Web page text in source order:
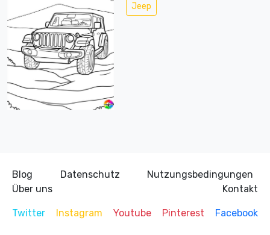
Jeep
Blog Datenschutz
Nutzungsbedingungen
Über uns
Kontakt
Twitter Instagram Youtube Pinterest Facebook